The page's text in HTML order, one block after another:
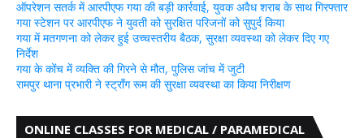
ऑपरेशन सतर्क में आरपीएफ गया की बड़ी कार्रवाई, युवक अवैध शराब के साथ गिरफ्तार
गया स्टेशन पर आरपीएफ ने युवती को सुरक्षित परिजनों को सुपुर्द किया
गया में मतगणना को लेकर हुई उच्चस्तरीय बैठक, सुरक्षा व्यवस्था को लेकर दिए गए
निर्देश
गया के कोंच में व्यक्ति की गिरने से मौत, पुलिस जांच में जुटी
रामपुर थाना प्रभारी ने स्ट्रॉंग रूम की सुरक्षा व्यवस्था का किया निरीक्षण
ONLINE CLASSES FOR MEDICAL / PARAMEDICAL